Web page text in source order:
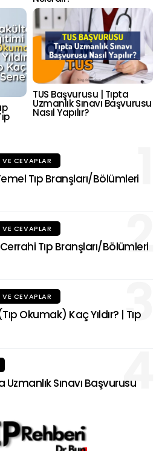
TUS Başvurusu | Tıpta
Uzmanlık Sınavı Başvurusu
Nasıl Yapılır?
1
CEVAPLAR
Tıp Branşları/Bölümleri
2
CEVAPLAR
Tıp Branşları/Bölümleri
3
CEVAPLAR
Okumak) Kaç Yıldır? | Tıp
4
Uzmanlık Sınavı Başvurusu